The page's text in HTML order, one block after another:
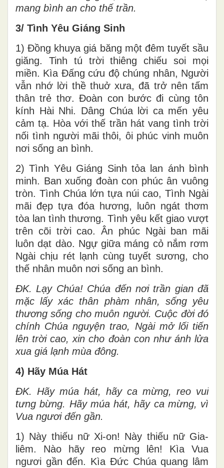
mang bình an cho thế trần.
3/ Tình Yêu Giáng Sinh
1) Đồng khuya giá băng một đêm tuyết sầu
giăng. Tinh tú trời thiêng chiếu soi mọi
miền. Kìa Đấng cứu độ chúng nhân, Người
vẫn nhớ lời thề thuở xưa, đã trở nên tấm
thân trẻ thơ. Đoàn con bước đi cùng tôn
kính Hài Nhi. Dâng Chúa lời ca mến yêu
cảm tạ. Hòa với thế trần hát vang tình trời
nối tình người mãi thôi, ôi phúc vinh muôn
nơi sống an bình.
2) Tình Yêu Giáng Sinh tỏa lan ánh bình
minh. Ban xuống đoàn con phúc ân vuông
tròn. Tình Chúa lớn tựa núi cao, Tình Ngài
mãi đẹp tựa đóa hương, luôn ngát thơm
tòa lan tình thương. Tình yêu kết giao vượt
trên cõi trời cao. Ân phúc Ngài ban mãi
luôn dạt dào. Ngự giữa máng cỏ nắm rơm
Ngài chịu rét lạnh cùng tuyết sương, cho
thế nhân muôn nơi sống an bình.
ĐK. Lạy Chúa! Chúa đến nơi trần gian đã
mặc lấy xác thân phàm nhân, sống yêu
thương sống cho muôn người. Cuộc đời đó
chính Chúa nguyện trao, Ngài mở lối tiến
lên trời cao, xin cho đoàn con như ánh lửa
xua giá lạnh mùa đông.
4) Hãy Múa Hát
ĐK. Hãy múa hát, hãy ca mừng, reo vui
tưng bừng. Hãy múa hát, hãy ca mừng, vì
Vua ngươi đến gần.
1) Này thiếu nữ Xi-on! Này thiếu nữ Gia-
liêm. Nào hãy reo mừng lên! Kìa Vua
ngươi gần đến. Kìa Đức Chúa quang lâm